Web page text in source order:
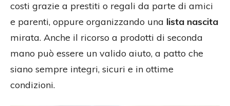
costi grazie a prestiti o regali da parte di amici
e parenti, oppure organizzando una lista nascita
mirata. Anche il ricorso a prodotti di seconda
mano può essere un valido aiuto, a patto che
siano sempre integri, sicuri e in ottime
condizioni.